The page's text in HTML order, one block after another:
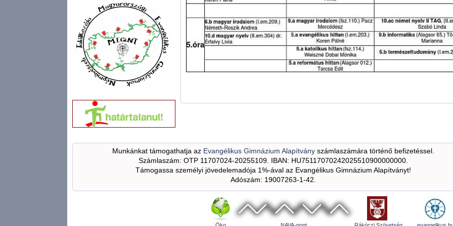
Munkánkat támogathatja az Evangélikus Gimnázium Alapítványszámlaszámára történő befizetéssel.
Számlaszám: OTP 11707024-20255109. IBAN: HU75117070242025510900000000.
Támogassa személyi jövedelemadója 1%-ával az Evangélikus Gimnázium Alapítványt!
Adószám: 19007263-1-42.